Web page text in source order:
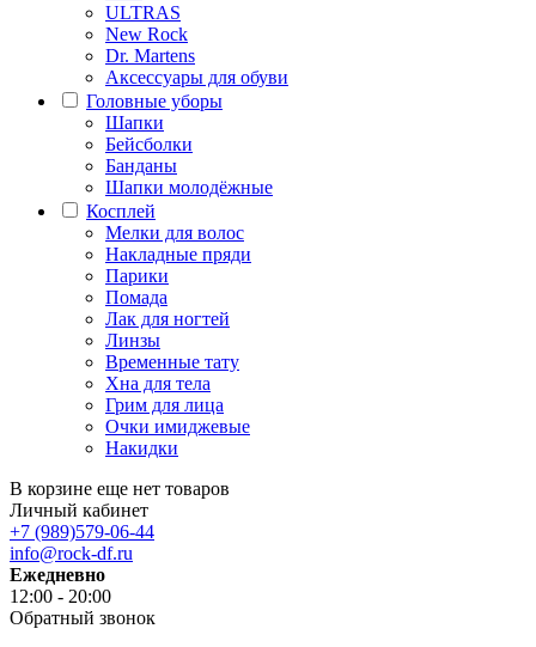
ULTRAS
New Rock
Dr. Martens
Аксессуары для обуви
Головные уборы
Шапки
Бейсболки
Банданы
Шапки молодёжные
Косплей
Мелки для волос
Накладные пряди
Парики
Помада
Лак для ногтей
Линзы
Временные тату
Хна для тела
Грим для лица
Очки имиджевые
Накидки
В корзине еще нет товаров
Личный кабинет
+7 (989)579-06-44
info@rock-df.ru
Ежедневно
12:00 - 20:00
Обратный звонок